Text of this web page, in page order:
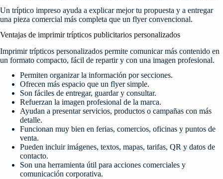
Un tríptico impreso ayuda a explicar mejor tu propuesta y a entregar
una pieza comercial más completa que un flyer convencional.
Ventajas de imprimir trípticos publicitarios personalizados
Imprimir trípticos personalizados permite comunicar más contenido en
un formato compacto, fácil de repartir y con una imagen profesional.
Permiten organizar la información por secciones.
Ofrecen más espacio que un flyer simple.
Son fáciles de entregar, guardar y consultar.
Refuerzan la imagen profesional de la marca.
Ayudan a presentar servicios, productos o campañas con más
detalle.
Funcionan muy bien en ferias, comercios, oficinas y puntos de
venta.
Pueden incluir imágenes, textos, mapas, tarifas, QR y datos de
contacto.
Son una herramienta útil para acciones comerciales y
comunicación corporativa.